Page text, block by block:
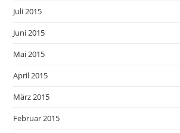
Juli 2015
Juni 2015
Mai 2015
April 2015
März 2015
Februar 2015